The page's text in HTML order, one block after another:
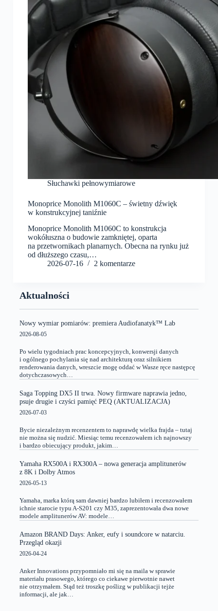
Słuchawki pełnowymiarowe
Monoprice Monolith M1060C – świetny dźwięk
w konstrukcyjnej taniźnie
Monoprice Monolith M1060C to konstrukcja
wokółuszna o budowie zamkniętej, oparta
na przetwornikach planarnych. Obecna na rynku już
od dłuższego czasu,…
2026-07-16
2 komentarze
Aktualności
Nowy wymiar pomiarów: premiera Audiofanatyk™ Lab
2026-08-05
Po wielu tygodniach prac koncepcyjnych, konwersji danych
i ogólnego pochylania się nad architekturą oraz silnikiem
renderowania danych, wreszcie mogę oddać w Wasze ręce następcę
dotychczasowych…
Saga Topping DX5 II trwa. Nowy firmware naprawia jedno,
psuje drugie i czyści pamięć PEQ (AKTUALIZACJA)
2026-07-03
Bycie niezależnym recenzentem to naprawdę wielka frajda – tutaj
nie można się nudzić. Miesiąc temu recenzowałem ich najnowszy
i bardzo obiecujący produkt, jakim…
Yamaha RX500A i RX300A – nowa generacja amplitunerów
z 8K i Dolby Atmos
2026-05-13
Yamaha, marka którą sam dawniej bardzo lubiłem i recenzowałem
ichnie starocie typu A-S201 czy M35, zaprezentowała dwa nowe
modele amplitunerów AV: modele…
Amazon BRAND Days: Anker, eufy i soundcore w natarciu.
Przegląd okazji
2026-04-24
Anker Innovations przypomniało mi się na maila w sprawie
materiału prasowego, którego co ciekawe pierwotnie nawet
nie otrzymałem. Stąd też troszkę poślizg w publikacji tejże
informacji, ale jak…